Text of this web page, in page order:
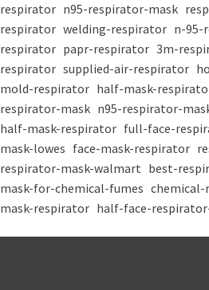
respirator n95-respirator-mask
respirator welding-respirator n-95-
respirator papr-respirator 3m-
respirator supplied-air-respirator
mold-respirator half-mask-
respirator-mask n95-respirator-
half-mask-respirator full-face-
mask-lowes face-mask-respirator
respirator-mask-walmart best-
mask-for-chemical-fumes
mask-respirator half-face-